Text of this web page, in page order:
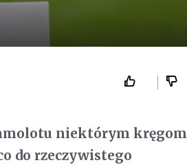
niektórym kręgom
do rzeczywistego